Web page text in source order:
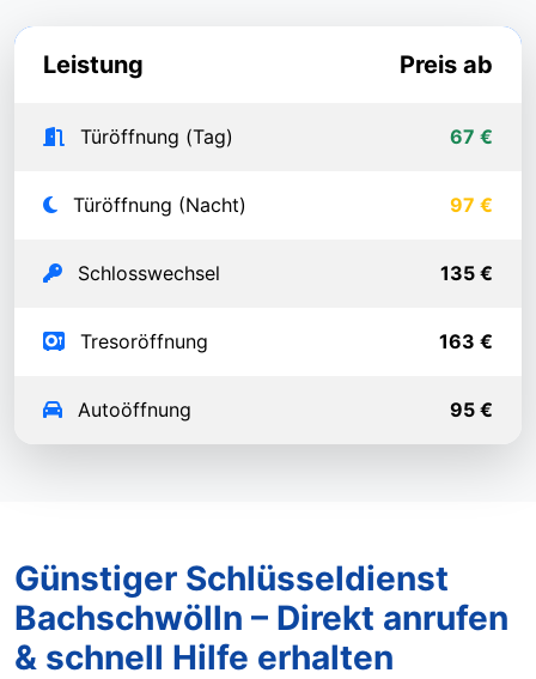
Leistung Preis ab
Türöffnung (Tag) 67 €
Türöffnung (Nacht) 97 €
Schlosswechsel 135 €
Tresoröffnung 163 €
Autoöffnung 95 €
Günstiger Schlüsseldienst
Bachschwölln – Direkt anrufen
& schnell Hilfe erhalten